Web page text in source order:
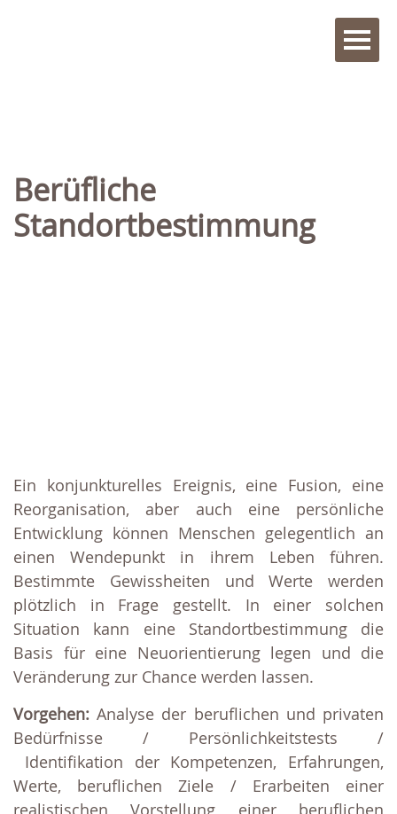
Berüfliche
Standortbestimmung
Ein konjunkturelles Ereignis, eine Fusion, eine
Reorganisation, aber auch eine persönliche
Entwicklung können Menschen gelegentlich an
einen Wendepunkt in ihrem Leben führen.
Bestimmte Gewissheiten und Werte werden
plötzlich in Frage gestellt. In einer solchen
Situation kann eine Standortbestimmung die
Basis für eine Neuorientierung legen und die
Veränderung zur Chance werden lassen.
Vorgehen: Analyse der beruflichen und privaten
Bedürfnisse / Persönlichkeitstests /
Identifikation der Kompetenzen, Erfahrungen,
Werte, beruflichen Ziele / Erarbeiten einer
realistischen Vorstellung einer beruflichen